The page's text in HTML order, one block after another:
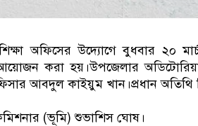
অফিসের উদ্যোগে বুধবার ২০
করা হয়।উপজেলার
আবদুল কাইয়ুম খান।প্রধান অতিথি
(ভূমি) শুভাশিস ঘোষ।